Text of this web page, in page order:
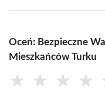
Oceń: Bezpieczne
Mieszkańców Turku
★ ★ ★ ★